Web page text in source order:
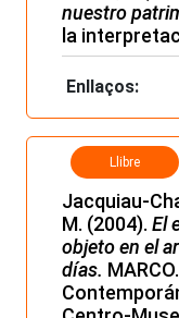
nuestro
la
Enllaços:
Llibre
Jacquiau-
M. (2004). El
objeto en el
días.